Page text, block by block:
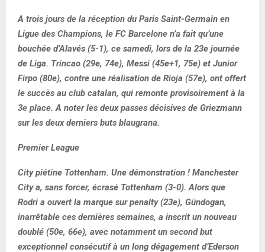
A trois jours de la réception du Paris Saint-Germain en
Ligue des Champions, le FC Barcelone n’a fait qu’une
bouchée d’Alavés (5-1), ce samedi, lors de la 23e journée
de Liga. Trincao (29e, 74e), Messi (45e+1, 75e) et Junior
Firpo (80e), contre une réalisation de Rioja (57e), ont offert
le succès au club catalan, qui remonte provisoirement à la
3e place. A noter les deux passes décisives de Griezmann
sur les deux derniers buts blaugrana.
Premier League
City piétine Tottenham. Une démonstration ! Manchester
City a, sans forcer, écrasé Tottenham (3-0). Alors que
Rodri a ouvert la marque sur penalty (23e), Gündogan,
inarrêtable ces dernières semaines, a inscrit un nouveau
doublé (50e, 66e), avec notamment un second but
exceptionnel consécutif à un long dégagement d’Ederson